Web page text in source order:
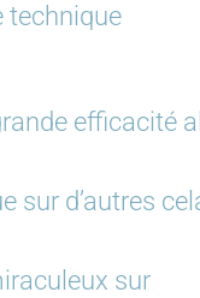
technique
efficacité
sur d’autres
sur